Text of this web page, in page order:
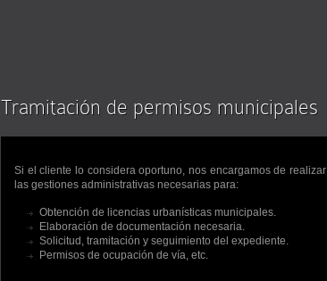
Tramitación de permisos municipales
Si el cliente lo considera oportuno, nos encargamos de realizar
las gestiones administrativas necesarias para:
Obtención de licencias urbanísticas municipales.
Elaboración de documentación necesaria.
Solicitud, tramitación y seguimiento del expediente.
Permisos de ocupación de vía, etc.